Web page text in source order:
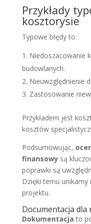
Przykłady
kosztorysie
Typowe błędy to:
Niedoszacowanie
budowlanych.
Nieuwzględnienie
Zastosowanie
Przykładem jest
kosztów
Podsumowując,
finansowysą
poprawki są
Dzięki temu unikamy
projektu.
Documentacja dla
Dokumentacja to